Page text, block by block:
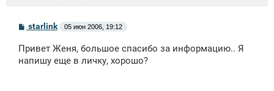
С
б
щ
starlink 05 июн 2006, 19:12
Привет Женя, большое спасибо за информацию.. Я
напишу еще в личку, хорошо?